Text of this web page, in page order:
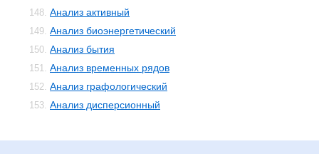
148. Анализ активный
149. Анализ биоэнергетический
150. Анализ бытия
151. Анализ временных рядов
152. Анализ графологический
153. Анализ дисперсионный